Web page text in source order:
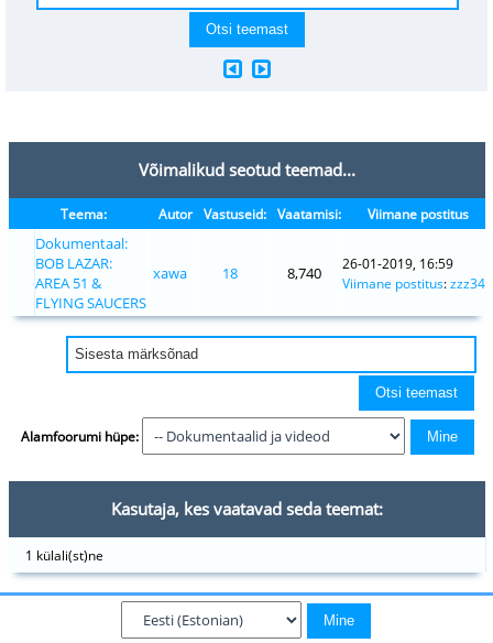
Võimalikud seotud teemad...
Teema: Autor Vastuseid: Vaatamisi: Viimane postitus
Dokumentaal:
BOB LAZAR:
AREA 51 &
FLYING SAUCERS
xawa 18 8,740
26-01-2019, 16:59
Viimane postitus:zzz34
Alamfoorumi hüpe:
Kasutaja, kes vaatavad seda teemat:
1 külali(st)ne